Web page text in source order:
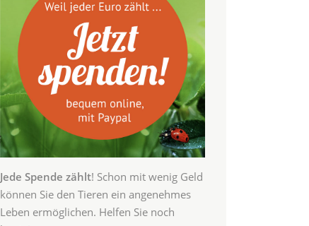
Jede Spende zählt! Schon mit wenig Geld
können Sie den Tieren ein angenehmes
Leben ermöglichen. Helfen Sie noch